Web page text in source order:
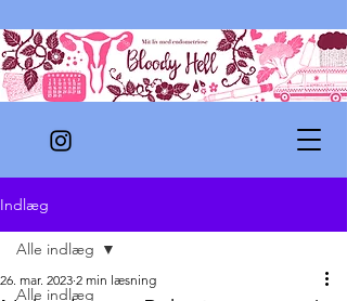
Indlæg
Alle indlæg
Alle indlæg
26. mar. 2023 2 min læsning